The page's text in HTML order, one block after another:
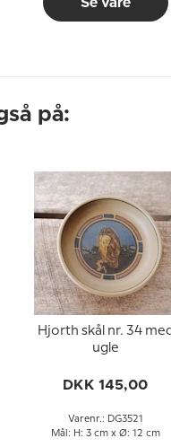
på:
Hjorth skål nr. 34
ugle
DKK 145,00
Varenr.: DG3521
Mål: H: 3 cm x Ø: 12 cm